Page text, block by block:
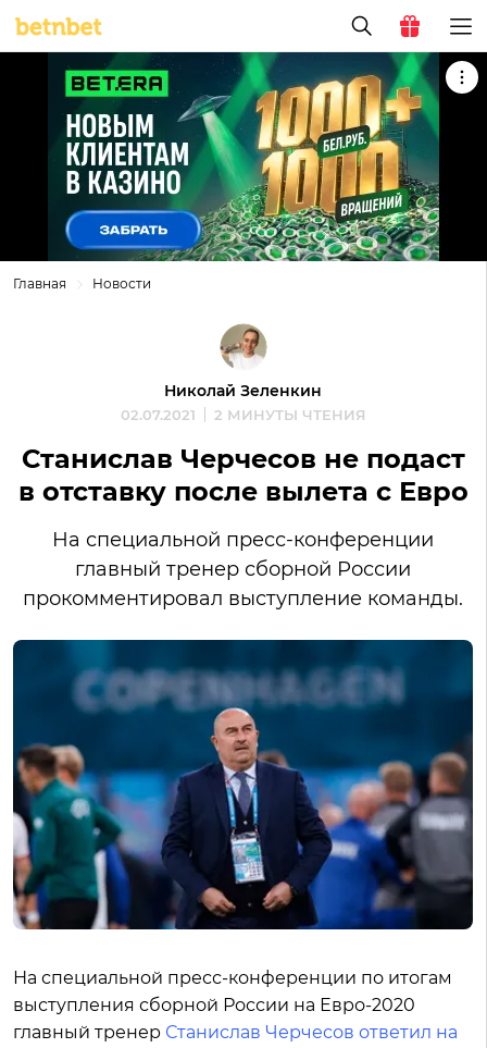
Главная Новости
Николай Зеленкин
02.07.2021 2 МИНУТЫ ЧТЕНИЯ
Станислав Черчесов не подаст
в отставку после вылета с Евро
На специальной пресс-конференции
главный тренер сборной России
прокомментировал выступление команды.
На специальной пресс-конференции по итогам
выступления сборной России на Евро-2020
главный тренер Станислав Черчесов ответил на